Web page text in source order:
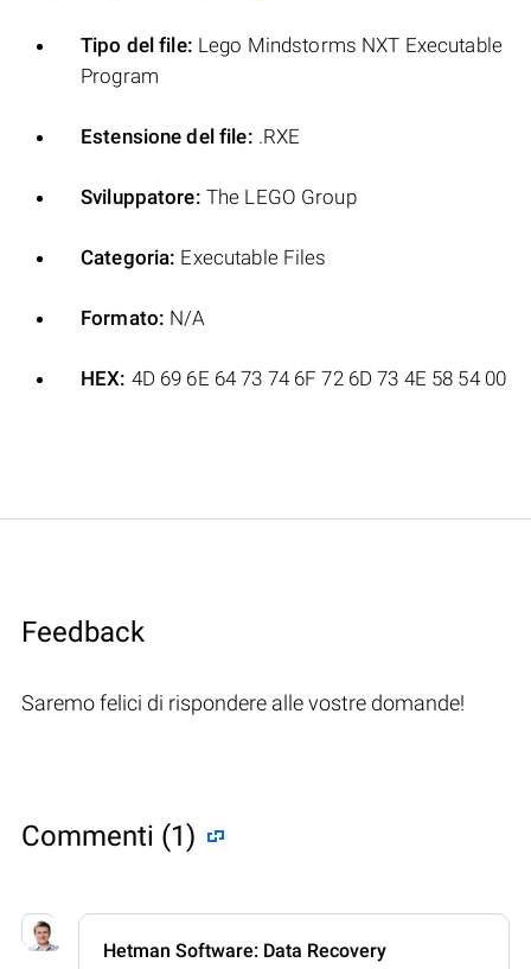
Tipo del file: Lego Mindstorms NXT Executable
Program
Estensione del file: .RXE
Sviluppatore: The LEGO Group
Categoria: Executable Files
Formato: N/A
HEX: 4D 69 6E 64 73 74 6F 72 6D 73 4E 58 54 00
Feedback
Saremo felici di rispondere alle vostre domande!
Commenti (1)
Hetman Software: Data Recovery